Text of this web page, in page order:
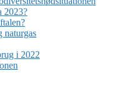
2023?
naturgas
i 2022